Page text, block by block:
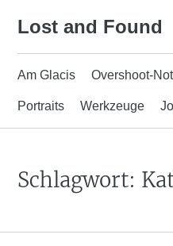
Lost and Found
Am Glacis Overshoot-
Portraits Werkzeuge
Schlagwort: